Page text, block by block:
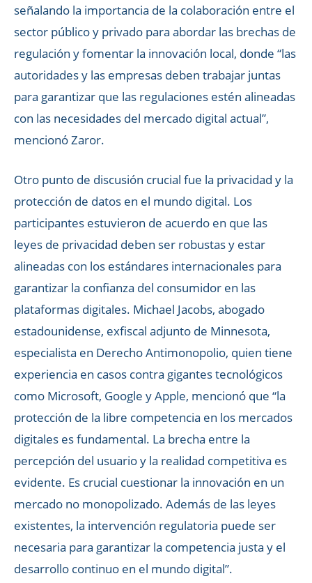
señalando la importancia de la colaboración entre el
sector público y privado para abordar las brechas de
regulación y fomentar la innovación local, donde “las
autoridades y las empresas deben trabajar juntas
para garantizar que las regulaciones estén alineadas
con las necesidades del mercado digital actual”,
mencionó Zaror.
Otro punto de discusión crucial fue la privacidad y la
protección de datos en el mundo digital. Los
participantes estuvieron de acuerdo en que las
leyes de privacidad deben ser robustas y estar
alineadas con los estándares internacionales para
garantizar la confianza del consumidor en las
plataformas digitales. Michael Jacobs, abogado
estadounidense, exfiscal adjunto de Minnesota,
especialista en Derecho Antimonopolio, quien tiene
experiencia en casos contra gigantes tecnológicos
como Microsoft, Google y Apple, mencionó que “la
protección de la libre competencia en los mercados
digitales es fundamental. La brecha entre la
percepción del usuario y la realidad competitiva es
evidente. Es crucial cuestionar la innovación en un
mercado no monopolizado. Además de las leyes
existentes, la intervención regulatoria puede ser
necesaria para garantizar la competencia justa y el
desarrollo continuo en el mundo digital”.